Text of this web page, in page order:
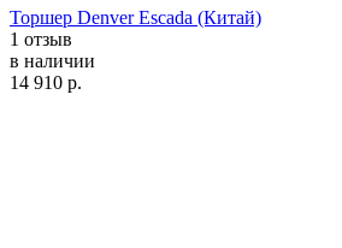
Торшер Denver Escada (Китай)
1 отзыв
в наличии
14 910 р.